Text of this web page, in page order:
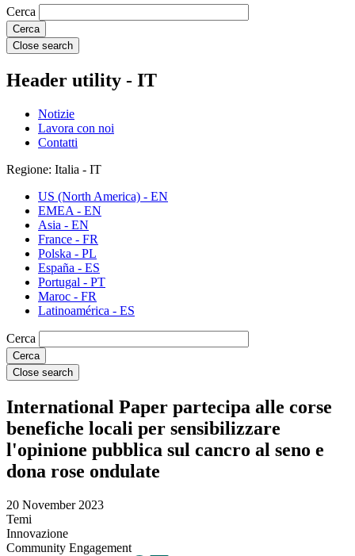
Cerca
Close search
Header utility - IT
Notizie
Lavora con noi
Contatti
Regione: Italia - IT
US (North America) - EN
EMEA - EN
Asia - EN
France - FR
Polska - PL
España - ES
Portugal - PT
Maroc - FR
Latinoamérica - ES
Cerca
Close search
International Paper partecipa alle corse
benefiche locali per sensibilizzare
l'opinione pubblica sul cancro al seno e
dona rose ondulate
20 November 2023
Temi
Innovazione
Community Engagement